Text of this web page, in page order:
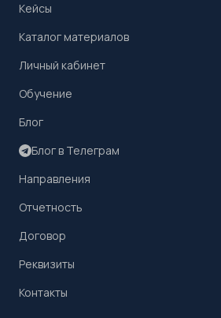
Кейсы
Каталог материалов
Личный кабинет
Обучение
Блог
Блог в Телеграм
Направления
Отчетность
Договор
Реквизиты
Контакты